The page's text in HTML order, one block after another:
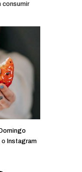
consumir
Domingo
o Instagram